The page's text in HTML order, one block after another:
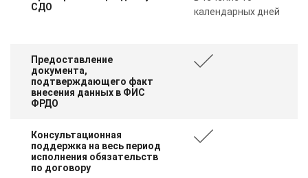
СДО
календарных дней
Предоставление
документа,
подтверждающего факт
внесения данных в ФИС
ФРДО
Консультационная
поддержка на весь период
исполнения обязательств
по договору